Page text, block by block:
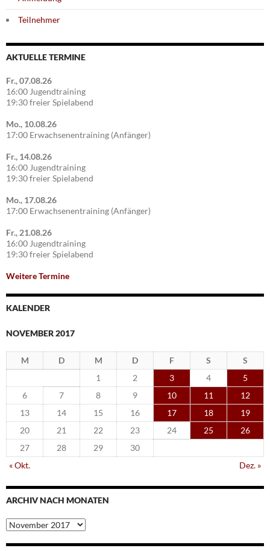
Teilnehmer
AKTUELLE TERMINE
Fr., 07.08.26
16:00 Jugendtraining
19:30 freier Spielabend
Mo., 10.08.26
17:00 Erwachsenentraining (Anfänger)
Fr., 14.08.26
16:00 Jugendtraining
19:30 freier Spielabend
Mo., 17.08.26
17:00 Erwachsenentraining (Anfänger)
Fr., 21.08.26
16:00 Jugendtraining
19:30 freier Spielabend
Weitere Termine
KALENDER
NOVEMBER 2017
M D M D F S
S
1
2 3 4
5
6
7 8 9 10 11
12
13
14 15 16 17 18
19
20
21 22 23 24 25
26
27
28 29
30
« Okt.
Dez. »
ARCHIV NACH MONATEN
Archiv
nach
Monaten